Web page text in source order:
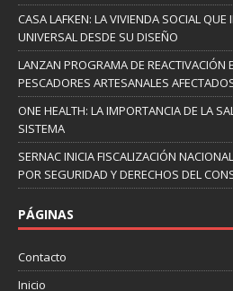
CASA LAFKEN: LA VIVIENDA SOCIAL QUE
UNIVERSAL DESDE SU DISEÑO
LANZAN PROGRAMA DE REACTIVACIÓN
PESCADORES ARTESANALES
ONE HEALTH: LA IMPORTANCIA DE LA
SISTEMA
SERNAC INICIA FISCALIZACIÓN
POR SEGURIDAD Y DERECHOS DEL
PÁGINAS
Contacto
Inicio